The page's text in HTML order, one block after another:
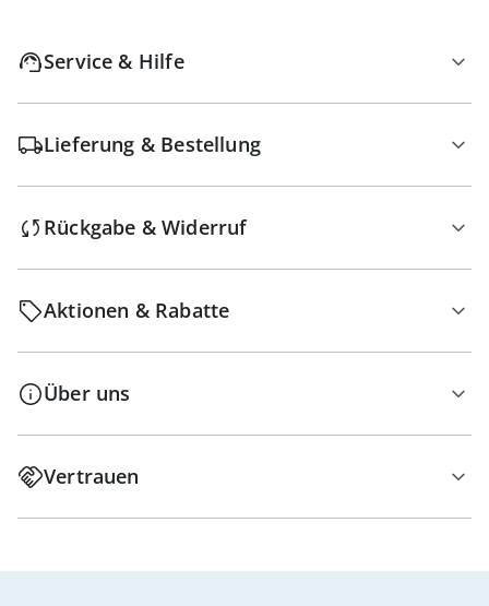
Service & Hilfe
Lieferung & Bestellung
Rückgabe & Widerruf
Aktionen & Rabatte
Über uns
Vertrauen